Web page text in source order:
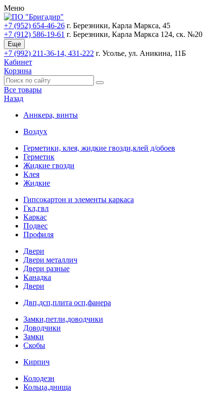
Меню
+7 (952) 654-46-26 г. Березники, Карла Маркса, 45
+7 (912) 586-19-61 г. Березники, Карла Маркса 124, ск. №20
Еще
+7 (992) 211-36-14, 431-222 г. Усолье, ул. Аникина, 11Б
Кабинет
Корзина
Все товары
Назад
Аннкера, винты
Воздух
Герметики, клея, жидкие гвозди,клей д/обоев
Герметик
Жидкие гвозди
Клея
Жидкие
Гипсокартон и элементы каркаса
Гкл,гвл
Каркас
Подвес
Профиля
Двери
Двери металлич
Двери разные
Канадка
Двери
Двп,дсп,плита осп,фанера
Замки,петли,доводчики
Доводчики
Замки
Скобы
Кирпич
Колодезн
Кольца,днища